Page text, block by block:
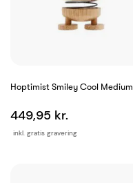
Hoptimist Smiley Cool Medium
inkl. gratis gravering
449,95 kr.